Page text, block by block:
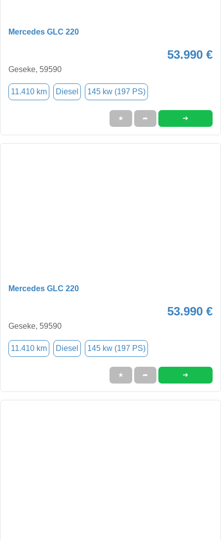
Mercedes GLC 220
53.990 €
Geseke, 59590
11.410 km Diesel 145 kw (197 PS)
★ ➦ ➜
Mercedes GLC 220
53.990 €
Geseke, 59590
11.410 km Diesel 145 kw (197 PS)
★ ➦ ➜